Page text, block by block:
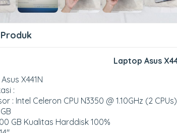
Laptop Asus
X441N
:
: Intel Celeron CPU N3350 @ 1.10GHz (2 CPUs),
GB Kualitas Harddisk 100%